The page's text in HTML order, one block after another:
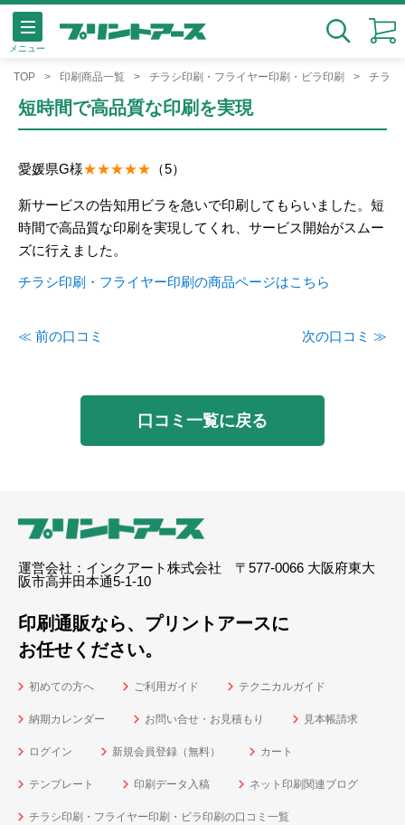
メニュー
TOP 印刷商品一覧 チラシ印刷・フライヤー印刷・ビラ印刷 チラシ
短時間で高品質な印刷を実現
愛媛県G様 （5）
新サービスの告知用ビラを急いで印刷してもらいました。短
時間で高品質な印刷を実現してくれ、サービス開始がスムー
ズに行えました。
チラシ印刷・フライヤー印刷の商品ページはこちら
≪ 前の口コミ 次の口コミ ≫
口コミ一覧に戻る
運営会社：インクアート株式会社 〒577-0066 大阪府東大
阪市高井田本通5-1-10
印刷通販なら、プリントアースに
お任せください。
初めての方へ ご利用ガイド テクニカルガイド
納期カレンダー お問い合せ・お見積もり 見本帳請求
ログイン 新規会員登録（無料） カート
テンプレート 印刷データ入稿 ネット印刷関連ブログ
チラシ印刷・フライヤー印刷・ビラ印刷の口コミ一覧